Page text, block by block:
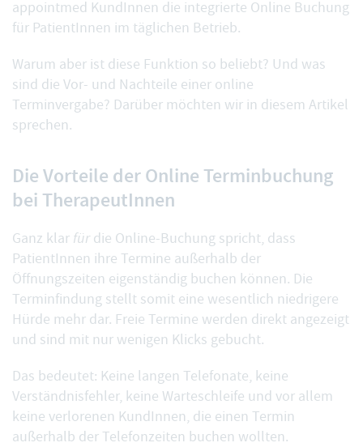
appointmed KundInnen die integrierte Online Buchung
für PatientInnen im täglichen Betrieb.
Warum aber ist diese Funktion so beliebt? Und was
sind die Vor- und Nachteile einer online
Terminvergabe? Darüber möchten wir in diesem Artikel
sprechen.
Die Vorteile der Online Terminbuchung
bei TherapeutInnen
Ganz klar für die Online-Buchung spricht, dass
PatientInnen ihre Termine außerhalb der
Öffnungszeiten eigenständig buchen können. Die
Terminfindung stellt somit eine wesentlich niedrigere
Hürde mehr dar. Freie Termine werden direkt angezeigt
und sind mit nur wenigen Klicks gebucht.
Das bedeutet: Keine langen Telefonate, keine
Verständnisfehler, keine Warteschleife und vor allem
keine verlorenen KundInnen, die einen Termin
außerhalb der Telefonzeiten buchen wollten.